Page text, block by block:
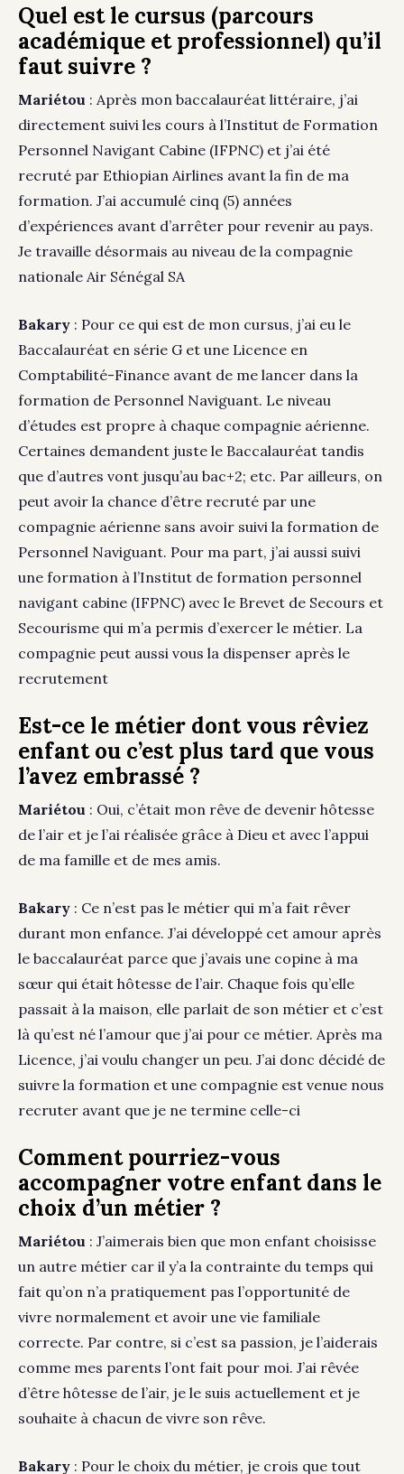
Quel est le cursus (parcours
académique et professionnel) qu’il
faut suivre ?
Mariétou : Après mon baccalauréat littéraire, j’ai
directement suivi les cours à l’Institut de Formation
Personnel Navigant Cabine (IFPNC) et j’ai été
recruté par Ethiopian Airlines avant la fin de ma
formation. J’ai accumulé cinq (5) années
d’expériences avant d’arrêter pour revenir au pays.
Je travaille désormais au niveau de la compagnie
nationale Air Sénégal SA
Bakary : Pour ce qui est de mon cursus, j’ai eu le
Baccalauréat en série G et une Licence en
Comptabilité-Finance avant de me lancer dans la
formation de Personnel Naviguant. Le niveau
d’études est propre à chaque compagnie aérienne.
Certaines demandent juste le Baccalauréat tandis
que d’autres vont jusqu’au bac+2; etc. Par ailleurs, on
peut avoir la chance d’être recruté par une
compagnie aérienne sans avoir suivi la formation de
Personnel Naviguant. Pour ma part, j’ai aussi suivi
une formation à l’Institut de formation personnel
navigant cabine (IFPNC) avec le Brevet de Secours et
Secourisme qui m’a permis d’exercer le métier. La
compagnie peut aussi vous la dispenser après le
recrutement
Est-ce le métier dont vous rêviez
enfant ou c’est plus tard que vous
l’avez embrassé ?
Mariétou : Oui, c’était mon rêve de devenir hôtesse
de l’air et je l’ai réalisée grâce à Dieu et avec l’appui
de ma famille et de mes amis.
Bakary : Ce n’est pas le métier qui m’a fait rêver
durant mon enfance. J’ai développé cet amour après
le baccalauréat parce que j’avais une copine à ma
sœur qui était hôtesse de l’air. Chaque fois qu’elle
passait à la maison, elle parlait de son métier et c’est
là qu’est né l’amour que j’ai pour ce métier. Après ma
Licence, j’ai voulu changer un peu. J’ai donc décidé de
suivre la formation et une compagnie est venue nous
recruter avant que je ne termine celle-ci
Comment pourriez-vous
accompagner votre enfant dans le
choix d’un métier ?
Mariétou : J’aimerais bien que mon enfant choisisse
un autre métier car il y’a la contrainte du temps qui
fait qu’on n’a pratiquement pas l’opportunité de
vivre normalement et avoir une vie familiale
correcte. Par contre, si c’est sa passion, je l’aiderais
comme mes parents l’ont fait pour moi. J’ai rêvée
d’être hôtesse de l’air, je le suis actuellement et je
souhaite à chacun de vivre son rêve.
Bakary : Pour le choix du métier, je crois que tout